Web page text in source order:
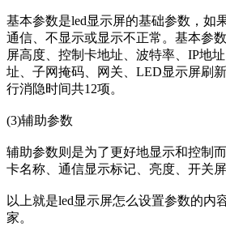
基本参数是led显示屏的基础参数，如
通信、不显示或显示不正常。基本参
屏高度、控制卡地址、波特率、IP地
址、子网掩码、网关、LED显示屏刷
行消隐时间共12项。
(3)辅助参数
辅助参数则是为了更好地显示和控制
卡名称、通信显示标记、亮度、开关屏
以上就是led显示屏怎么设置参数的内
家。